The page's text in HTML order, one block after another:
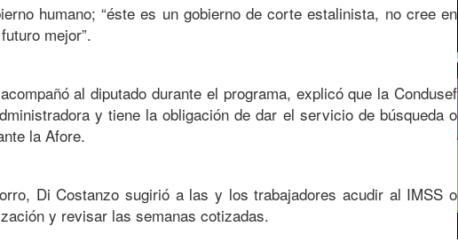
humano; “éste es un gobierno de corte estalinista, no cree en
mejor”.
al diputado durante el programa, explicó que la Condusef
y tiene la obligación de dar el servicio de búsqueda o
la Afore.
Di Costanzo sugirió a las y los trabajadores acudir al IMSS o
y revisar las semanas cotizadas.